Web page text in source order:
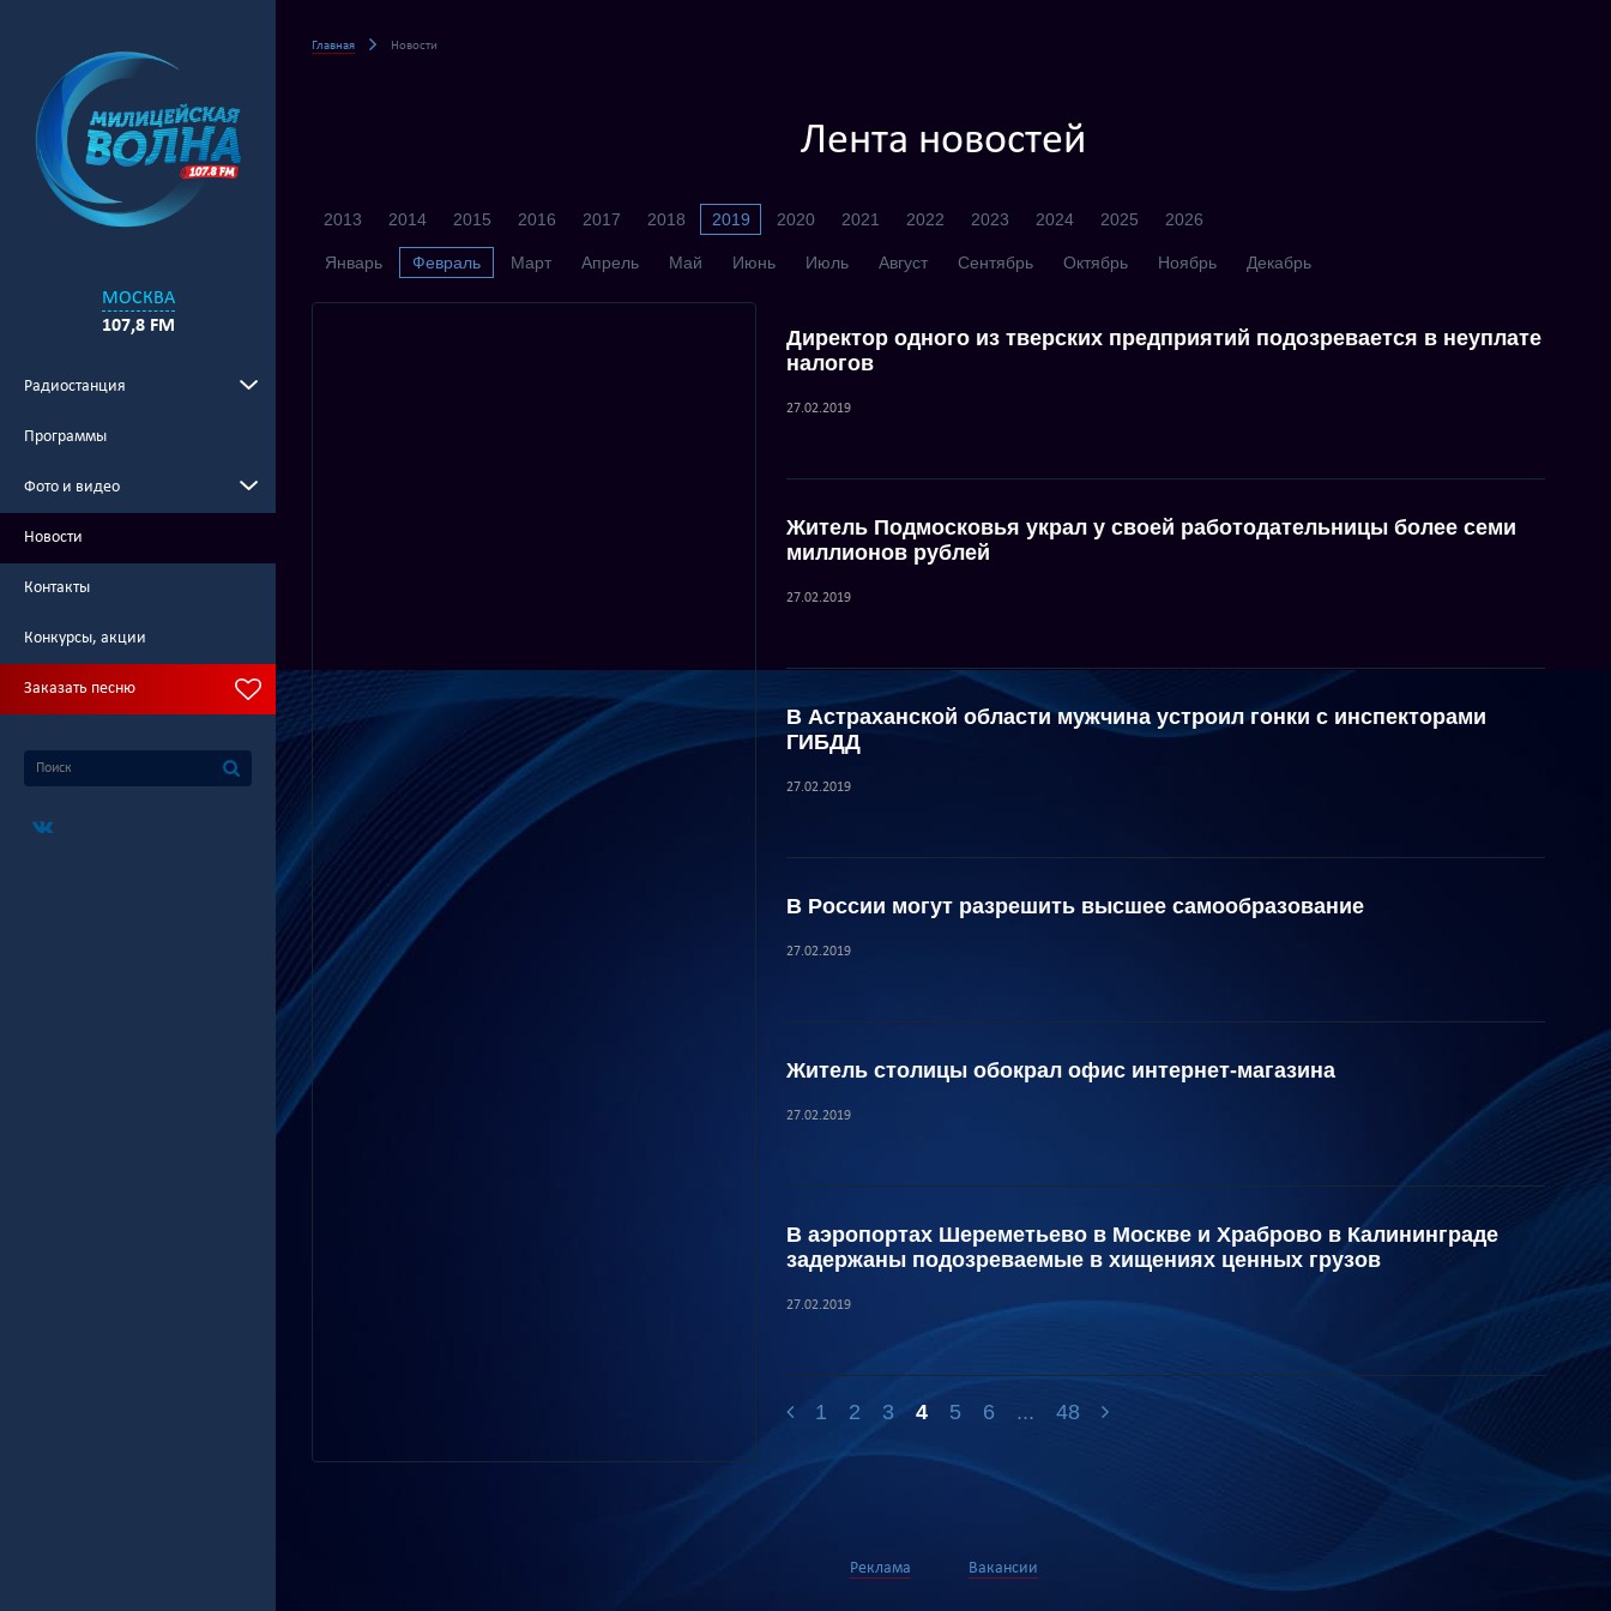
МОСКВА
107,8 FM
Радиостанция
Программы
Фото и видео
Новости
Контакты
Конкурсы, акции
Заказать песню
Главная Новости
Лента новостей
2013 2014 2015 2016 2017 2018 2019 2020 2021 2022 2023 2024 2025 2026
Январь Февраль Март Апрель Май Июнь Июль Август Сентябрь Октябрь Ноябрь Декабрь
Директор одного из тверских предприятий подозревается в неуплате
налогов
27.02.2019
Житель Подмосковья украл у своей работодательницы более семи
миллионов рублей
27.02.2019
В Астраханской области мужчина устроил гонки с инспекторами
ГИБДД
27.02.2019
В России могут разрешить высшее самообразование
27.02.2019
Житель столицы обокрал офис интернет-магазина
27.02.2019
В аэропортах Шереметьево в Москве и Храброво в Калининграде
задержаны подозреваемые в хищениях ценных грузов
27.02.2019
1 2 3 4 5 6 ... 48
Реклама Вакансии